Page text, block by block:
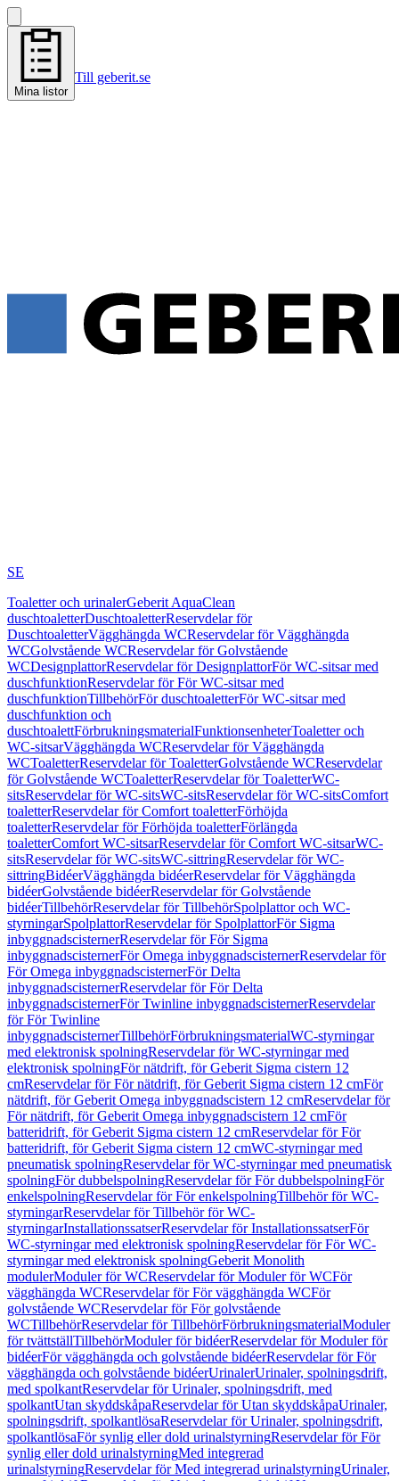
Mina listor
Till geberit.se
SE
Toaletter och urinalerGeberit AquaClean
duschtoaletterDuschtoaletterReservdelar för
DuschtoaletterVägghängda WCReservdelar för Vägghängda
WCGolvstående WCReservdelar för Golvstående
WCDesignplattorReservdelar för DesignplattorFör WC-sitsar med
duschfunktionReservdelar för För WC-sitsar med
duschfunktionTillbehörFör duschtoaletterFör WC-sitsar med
duschfunktion och
duschtoalettFörbrukningsmaterialFunktionsenheterToaletter och
WC-sitsarVägghängda WCReservdelar för Vägghängda
WCToaletterReservdelar för ToaletterGolvstående WCReservdelar
för Golvstående WCToaletterReservdelar för ToaletterWC-
sitsReservdelar för WC-sitsWC-sitsReservdelar för WC-sitsComfort
toaletterReservdelar för Comfort toaletterFörhöjda
toaletterReservdelar för Förhöjda toaletterFörlängda
toaletterComfort WC-sitsarReservdelar för Comfort WC-sitsarWC-
sitsReservdelar för WC-sitsWC-sittringReservdelar för WC-
sittringBidéerVägghängda bidéerReservdelar för Vägghängda
bidéerGolvstående bidéerReservdelar för Golvstående
bidéerTillbehörReservdelar för TillbehörSpolplattor och WC-
styrningarSpolplattorReservdelar för SpolplattorFör Sigma
inbyggnadscisternerReservdelar för För Sigma
inbyggnadscisternerFör Omega inbyggnadscisternerReservdelar för
För Omega inbyggnadscisternerFör Delta
inbyggnadscisternerReservdelar för För Delta
inbyggnadscisternerFör Twinline inbyggnadscisternerReservdelar
för För Twinline
inbyggnadscisternerTillbehörFörbrukningsmaterialWC-styrningar
med elektronisk spolningReservdelar för WC-styrningar med
elektronisk spolningFör nätdrift, för Geberit Sigma cistern 12
cmReservdelar för För nätdrift, för Geberit Sigma cistern 12 cmFör
nätdrift, för Geberit Omega inbyggnadscistern 12 cmReservdelar för
För nätdrift, för Geberit Omega inbyggnadscistern 12 cmFör
batteridrift, för Geberit Sigma cistern 12 cmReservdelar för För
batteridrift, för Geberit Sigma cistern 12 cmWC-styrningar med
pneumatisk spolningReservdelar för WC-styrningar med pneumatisk
spolningFör dubbelspolningReservdelar för För dubbelspolningFör
enkelspolningReservdelar för För enkelspolningTillbehör för WC-
styrningarReservdelar för Tillbehör för WC-
styrningarInstallationssatserReservdelar för InstallationssatserFör
WC-styrningar med elektronisk spolningReservdelar för För WC-
styrningar med elektronisk spolningGeberit Monolith
modulerModuler för WCReservdelar för Moduler för WCFör
vägghängda WCReservdelar för För vägghängda WCFör
golvstående WCReservdelar för För golvstående
WCTillbehörReservdelar för TillbehörFörbrukningsmaterialModuler
för tvättställTillbehörModuler för bidéerReservdelar för Moduler för
bidéerFör vägghängda och golvstående bidéerReservdelar för För
vägghängda och golvstående bidéerUrinalerUrinaler, spolningsdrift,
med spolkantReservdelar för Urinaler, spolningsdrift, med
spolkantUtan skyddskåpaReservdelar för Utan skyddskåpaUrinaler,
spolningsdrift, spolkantlösaReservdelar för Urinaler, spolningsdrift,
spolkantlösaFör synlig eller dold urinalstyrningReservdelar för För
synlig eller dold urinalstyrningMed integrerad
urinalstyrningReservdelar för Med integrerad urinalstyrningUrinaler,